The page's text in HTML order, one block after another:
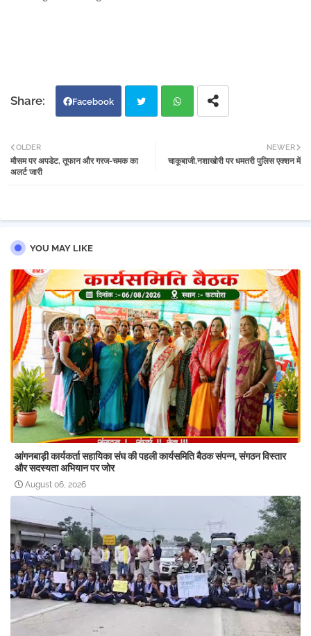
Facebook
tter atsa
NEWER
चाकूबाजी,नशाखोरी पर धमतरी पुलिस एक्शन में
OLDER
मौसम पर अपडेट, तूफान और गरज-चमक का
अलर्ट जारी
YOU MAY LIKE
आंगनबाड़ी कार्यकर्ता सहायिका संघ की पहली कार्यसमिति बैठक संपन्न, संगठन विस्तार
और सदस्यता अभियान पर जोर
August 06, 2026